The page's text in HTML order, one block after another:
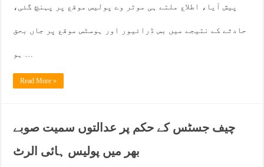
پیش آیا، اطلاع ملتے ہی موٹر وے پولیس موقع پر پہنچ گئی،
حادثے کے نتیجے میں بس ڈرائیور اور ہوسٹس موقع پر جاں بحق
ہو …
Read More »
چیف جسٹس کے حکم پر عدالتوں سمیت صوبے
بھر میں پولیس ہائی الرٹ